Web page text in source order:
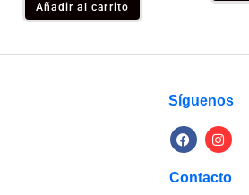
Añadir al carrito
Síguenos
Contacto